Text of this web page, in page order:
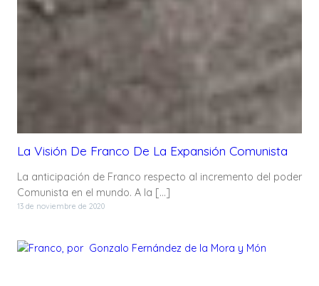
La Visión De Franco De La Expansión Comunista
La anticipación de Franco respecto al incremento del poder
Comunista en el mundo. A la […]
13 de noviembre de 2020